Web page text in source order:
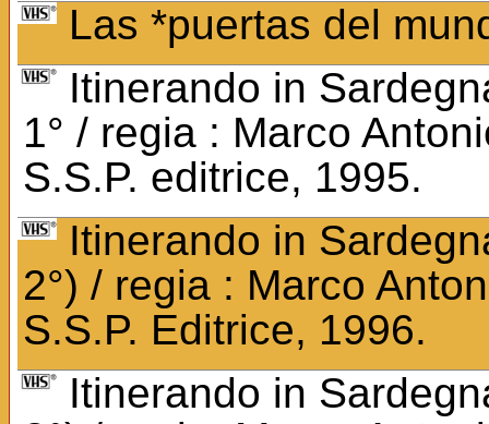
Las *puertas del
Itinerando in
1° / regia : Marco
S.S.P. editrice, 1995.
Itinerando in
2°) / regia : Marco
S.S.P. Editrice, 1996.
Itinerando in